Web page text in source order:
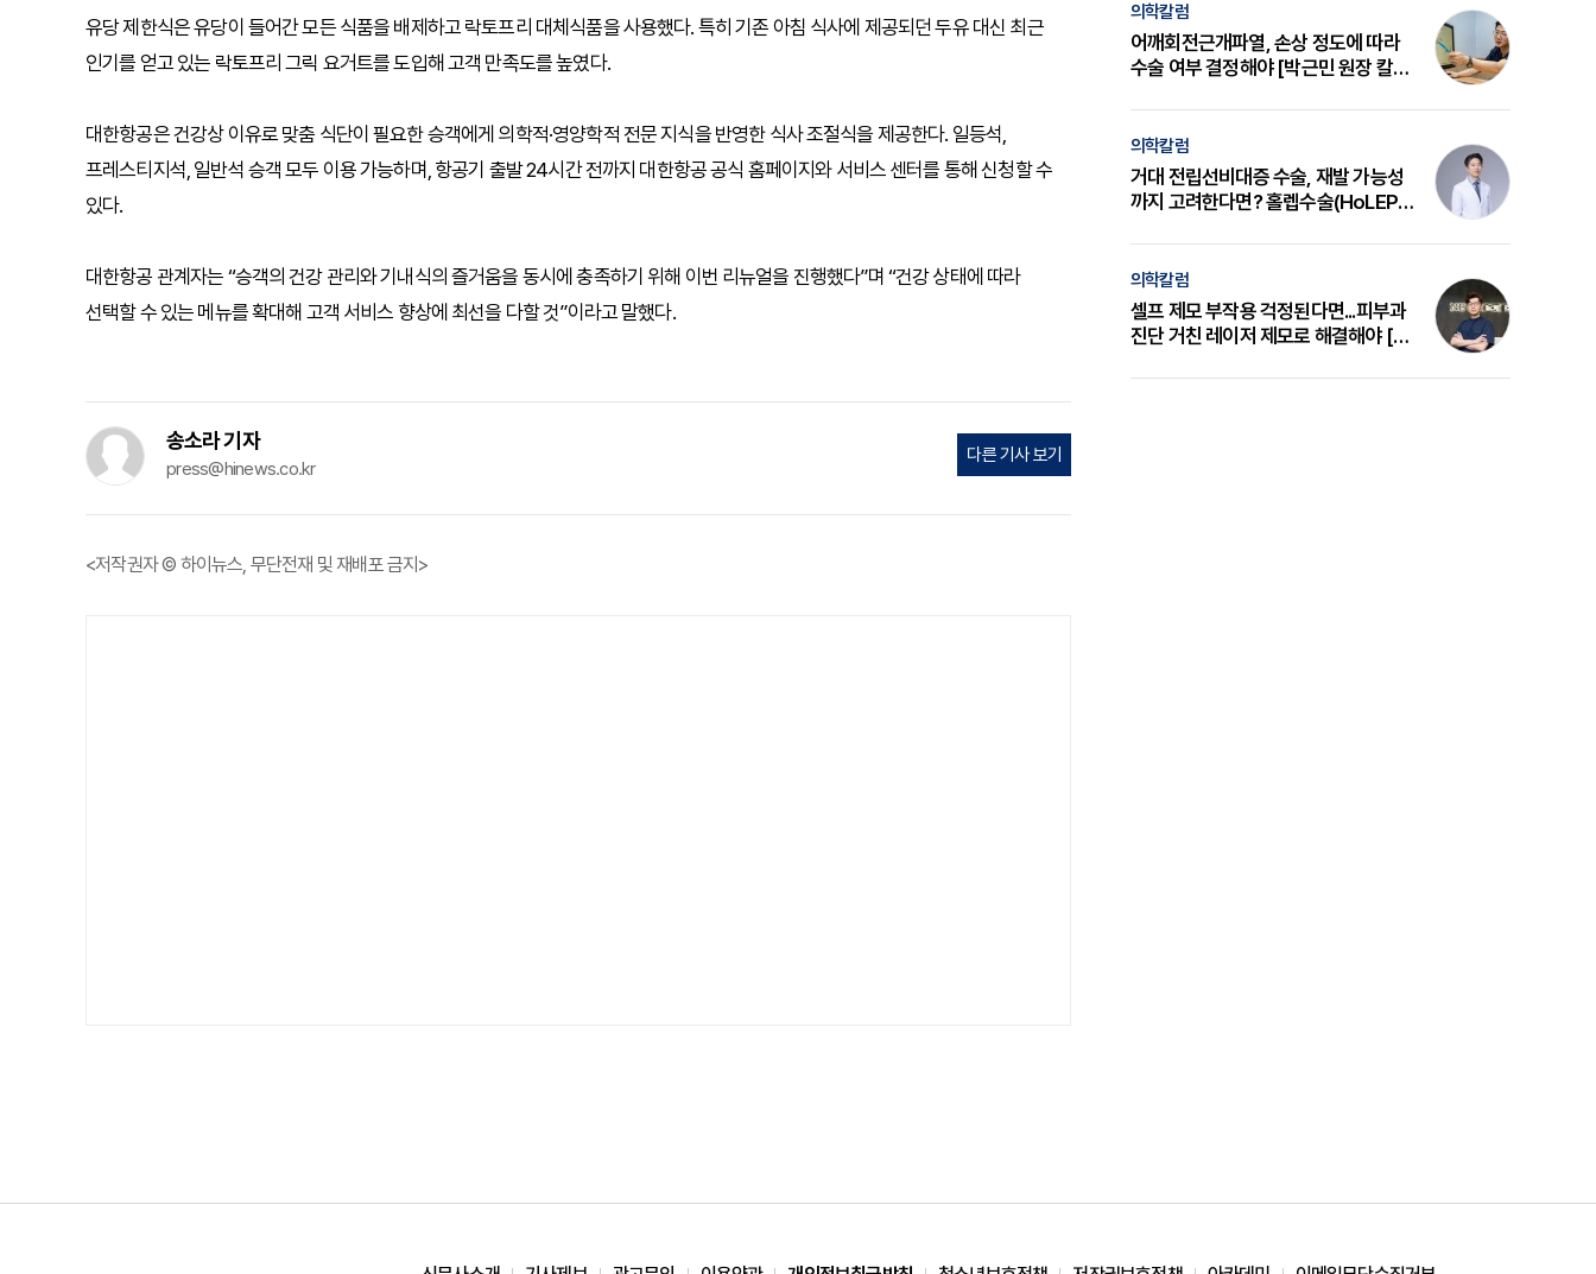
유당 제한식은 유당이 들어간 모든 식품을 배제하고 락토프리 대체식품을 사용했다. 특히 기존 아침 식사에 제공되던 두유 대신 최근
인기를 얻고 있는 락토프리 그릭 요거트를 도입해 고객 만족도를 높였다.
대한항공은 건강상 이유로 맞춤 식단이 필요한 승객에게 의학적·영양학적 전문 지식을 반영한 식사 조절식을 제공한다. 일등석,
프레스티지석, 일반석 승객 모두 이용 가능하며, 항공기 출발 24시간 전까지 대한항공 공식 홈페이지와 서비스 센터를 통해 신청할 수
있다.
대한항공 관계자는 “승객의 건강 관리와 기내식의 즐거움을 동시에 충족하기 위해 이번 리뉴얼을 진행했다”며 “건강 상태에 따라
선택할 수 있는 메뉴를 확대해 고객 서비스 향상에 최선을 다할 것”이라고 말했다.
송소라 기자
press@hinews.co.kr
다른 기사 보기
<저작권자 © 하이뉴스, 무단전재 및 재배포 금지>
의학칼럼
어깨회전근개파열, 손상 정도에 따라
수술 여부 결정해야 [박근민 원장 칼
의학칼럼
거대 전립선비대증 수술, 재발 가능성
까지 고려한다면? 홀렙수술(HoLEP)
의학칼럼
셀프 제모 부작용 걱정된다면...피부과
진단 거친 레이저 제모로 해결해야 [변